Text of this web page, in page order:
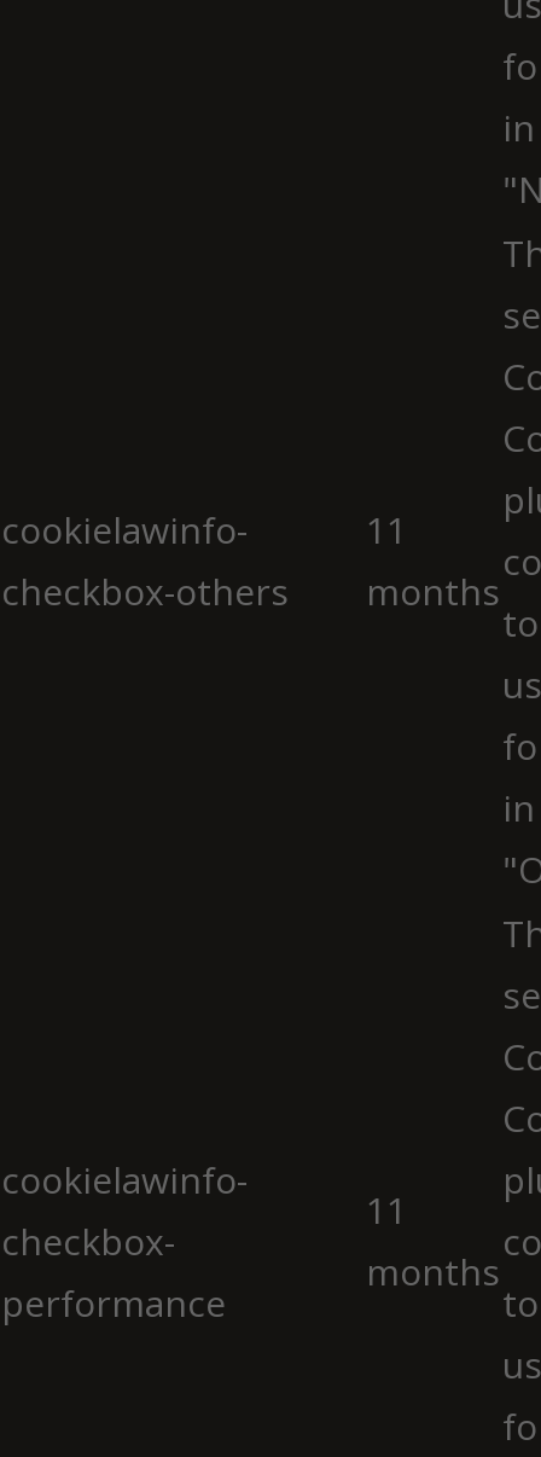
cookielawinfo-
checkbox-others
11
months
cookielawinfo-
checkbox-
performance
11
months